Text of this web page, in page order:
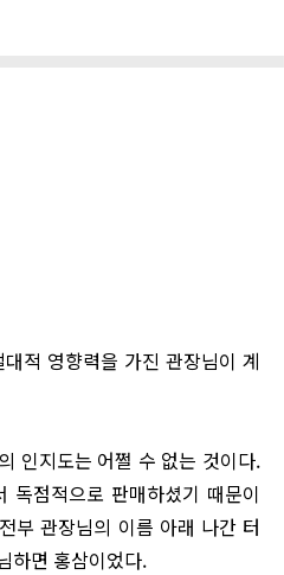
적 영향력을 가진 관장님이 계
인지도는 어쩔 수 없는 것이다.
독점적으로 판매하셨기 때문이
부 관장님의 이름 아래 나간 터
하면 홍삼이었다.